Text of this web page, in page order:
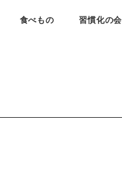
食べもの 習慣化の会